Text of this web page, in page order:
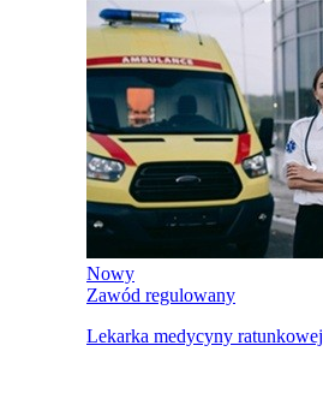
Nowy
Zawód regulowany
Lekarka medycyny ratunkowej